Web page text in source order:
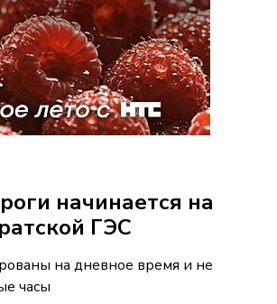
начинается на
ГЭС
на дневное время и не
часы